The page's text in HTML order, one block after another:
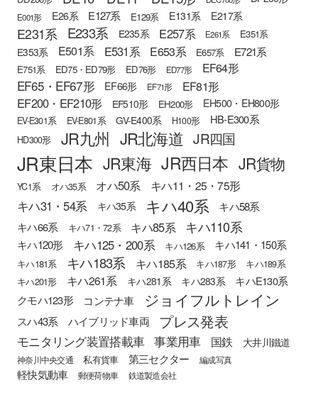
E001形 E26系 E127系 E129系 E131系 E217系
E231系 E233系 E235系 E257系 E261系 E351系
E353系 E501系 E531系 E653系 E657系 E721系
E751系 ED75・ED79形 ED76形 ED77形 EF64形
EF65・EF67形 EF66形 EF71形
EF81形
EF200・EF210形
EF510形 EH200形 EH500・EH800形
EV-E301系 EV-E801系 GV-E400系 H100形 HB-E300系
HD300形 JR九州 JR北海道 JR四国
JR東日本 JR東海 JR西日本 JR貨物
YC1系 オハ35系 オハ50系 キハ11・25・75形
キハ31・54系 キハ35系 キハ40系 キハ58系
キハ66系 キハ71・72系 キハ85系 キハ110系
キハ120形 キハ125・200系 キハ126系 キハ141・150系
キハ181系 キハ183系 キハ185系 キハ187形
キハ189系
キハ201形
キハ261系 キハ281系 キハ283系
キハE130系
クモハ123形
コンテナ車 ジョイフルトレイン
スハ43系 ハイブリッド車両 プレス発表
モニタリング装置搭載車 事業用車 国鉄 大井川鐵道
神奈川中央交通 私有貨車 第三セクター 編成写真
軽快気動車 郵便荷物車 鉄道製造会社